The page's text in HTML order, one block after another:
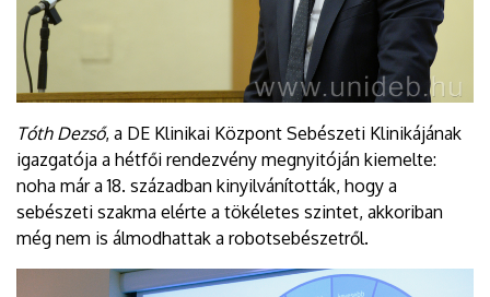
Tóth Dezső, a DE Klinikai Központ Sebészeti Klinikájának
igazgatója a hétfői rendezvény megnyitóján kiemelte:
noha már a 18. században kinyilvánították, hogy a
sebészeti szakma elérte a tökéletes szintet, akkoriban
még nem is álmodhattak a robotsebészetről.